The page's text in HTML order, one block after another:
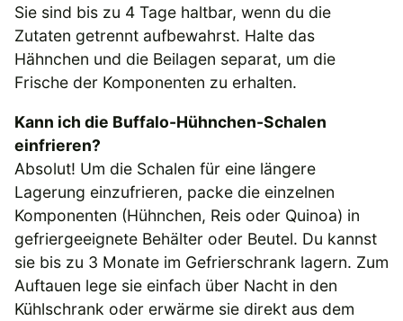
Sie sind bis zu 4 Tage haltbar, wenn du die
Zutaten getrennt aufbewahrst. Halte das
Hähnchen und die Beilagen separat, um die
Frische der Komponenten zu erhalten.
Kann ich die Buffalo-Hühnchen-Schalen
einfrieren?
Absolut! Um die Schalen für eine längere
Lagerung einzufrieren, packe die einzelnen
Komponenten (Hühnchen, Reis oder Quinoa) in
gefriergeeignete Behälter oder Beutel. Du kannst
sie bis zu 3 Monate im Gefrierschrank lagern. Zum
Auftauen lege sie einfach über Nacht in den
Kühlschrank oder erwärme sie direkt aus dem